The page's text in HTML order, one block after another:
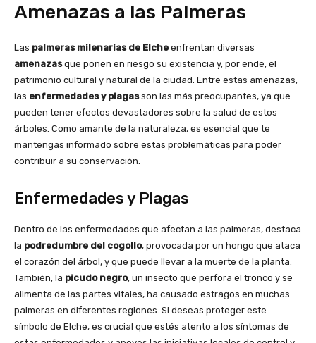
Amenazas a las Palmeras
Las palmeras milenarias de Elche enfrentan diversas
amenazasque ponen en riesgo su existencia y, por ende, el
patrimonio cultural y natural de la ciudad. Entre estas amenazas,
las enfermedades y plagasson las más preocupantes, ya que
pueden tener efectos devastadores sobre la salud de estos
árboles. Como amante de la naturaleza, es esencial que te
mantengas informado sobre estas problemáticas para poder
contribuir a su conservación.
Enfermedades y Plagas
Dentro de las enfermedades que afectan a las palmeras, destaca
la podredumbre del cogollo, provocada por un hongo que ataca
el corazón del árbol, y que puede llevar a la muerte de la planta.
También, la picudo negro, un insecto que perfora el tronco y se
alimenta de las partes vitales, ha causado estragos en muchas
palmeras en diferentes regiones. Si deseas proteger este
símbolo de Elche, es crucial que estés atento a los síntomas de